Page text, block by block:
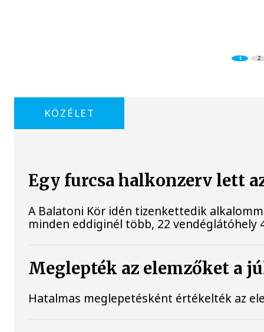
1 2
KÖZÉLET
Egy furcsa halkonzerv lett
A Balatoni Kör idén tizenkettedik
minden eddiginél több, 22
Meglepték az elemzőket a
Hatalmas meglepetésként értékelték az